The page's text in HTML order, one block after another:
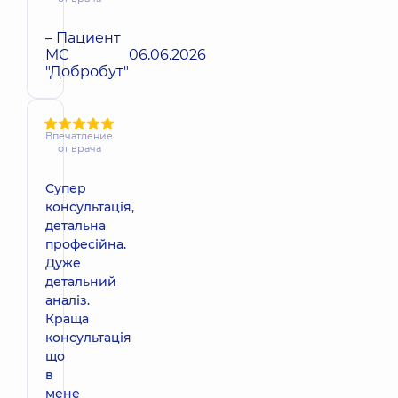
– Пациент
МС
"Добробут"
06.06.2026
Впечатление
от врача
Супер
консультація,
детальна
професійна.
Дуже
детальний
аналіз.
Краща
консультація
що
в
мене